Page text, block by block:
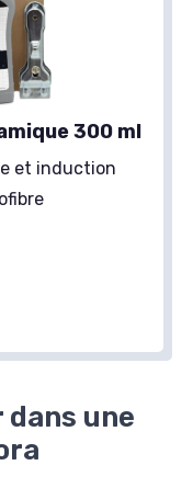
300 ml
et induction
une